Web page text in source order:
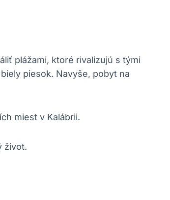
plážami, ‌ktoré rivalizujú s tými
piesok. Navyše, pobyt na​
miest v Kalábrii.
život.